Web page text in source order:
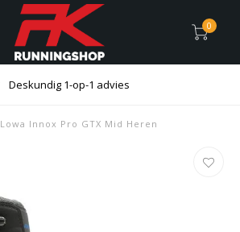
0
Deskundig 1-op-1 advies
Lowa Innox Pro GTX Mid Heren